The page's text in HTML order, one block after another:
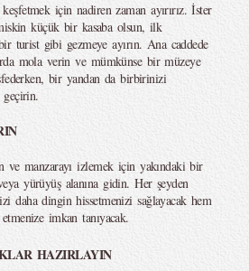
için nadiren zaman ayırırız. İster
küçük bir kasaba olsun, ilk
bir turist gibi gezmeye ayırın. Ana caddede
mola verin ve mümkünse bir müzeye
bir yandan da birbirinizi
ve manzarayı izlemek için yakındaki bir
yürüyüş alanına gidin. Her şeyden
daha dingin hissetmenizi sağlayacak hem
imkan tanıyacak.
HAZIRLAYIN